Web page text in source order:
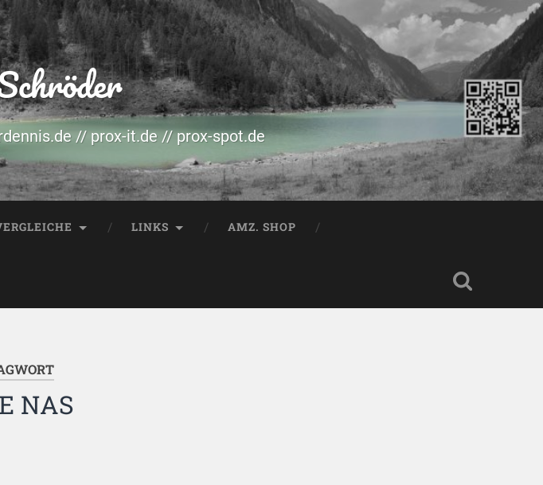
// prox-it.de // prox-spot.de
LINKS AMZ. SHOP
NAS